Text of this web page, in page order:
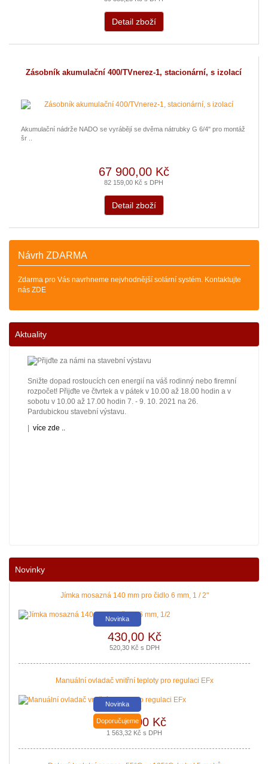
Detail zboží
Zásobník akumulační 400/TVnerez-1, stacionární, s izolací
Akumulační nádrže NADO se vyrábějí se dvěma nátrubky G 6/4" pro montáž
šr ..
67 900,00 Kč
82 159,00 Kč s DPH
Detail zboží
Návrh ZDARMA
Zdarma pro Vás navrhneme nejvhodnější solární systém. Kontaktujte
nás ZDE
Aktuality
Snižte dopad rostoucích cen energií na váš rodinný nebo firemní
rozpočet! Přijďte ve čtvrtek a v pátek v 10.00 až 18.00 hodin a v
sobotu v 10.00 až 17.00 hodin 7. - 9. 10. 2021 na 26.
Pardubickou stavební výstavu.
více zde ..
a kotle jsou vyhlášeny. Příjem žádostí začíná 12. 10. 2021.
Zajistěte si pro vás levnější a pohodlnější vytápění a provoz
domácnosti.
Nová zelená úsporám a Kotlíkové dotace snadno s PROPULS
zelená úsporám a Kotlíkové dotace.
Novinky
Jímka mosazná 140 mm pro čidlo 6 mm, 1 / 2"
Novinka
430,00 Kč
520,30 Kč s DPH
Manuální ovladač vnitřní teploty pro regulaci EFx
Novinka
Doporučujeme
1 292,00 Kč
1 563,32 Kč s DPH